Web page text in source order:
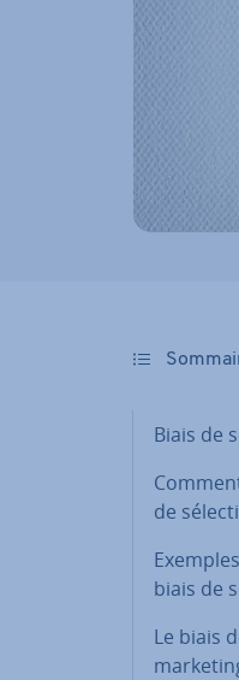
Biais de
de
biais de
Le biais